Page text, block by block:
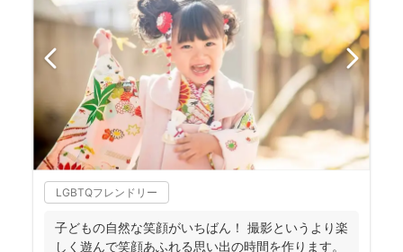
LGBTQフレンドリー
子どもの自然な笑顔がいちばん！ 撮影というより楽
しく遊んで笑顔あふれる思い出の時間を作ります。